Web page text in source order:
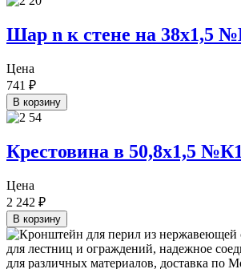
Шар n к стене на 38х1,5
Цена
741 ₽
В корзину
Крестовина в 50,8х1,5
Цена
2 242 ₽
В корзину